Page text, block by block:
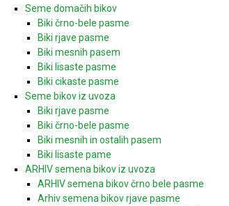
Seme domačih bikov
Biki črno-bele pasme
Biki rjave pasme
Biki mesnih pasem
Biki lisaste pasme
Biki cikaste pasme
Seme bikov iz uvoza
Biki rjave pasme
Biki črno-bele pasme
Biki mesnih in ostalih pasem
Biki lisaste pame
ARHIV semena bikov iz uvoza
ARHIV semena bikov črno bele pasme
Arhiv semena bikov rjave pasme